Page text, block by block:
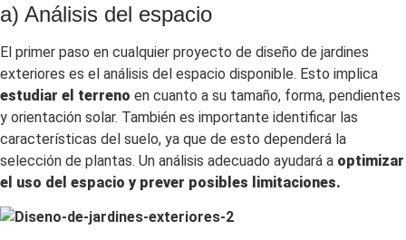
a) Análisis del espacio
El primer paso en cualquier proyecto de diseño de jardines
exteriores es el análisis del espacio disponible. Esto implica
estudiar el terreno en cuanto a su tamaño, forma, pendientes
y orientación solar. También es importante identificar las
características del suelo, ya que de esto dependerá la
selección de plantas. Un análisis adecuado ayudará a optimizar
el uso del espacio y prever posibles limitaciones.